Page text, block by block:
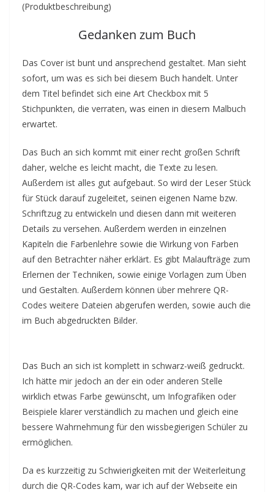
(Produktbeschreibung)
Gedanken zum Buch
Das Cover ist bunt und ansprechend gestaltet. Man sieht
sofort, um was es sich bei diesem Buch handelt. Unter
dem Titel befindet sich eine Art Checkbox mit 5
Stichpunkten, die verraten, was einen in diesem Malbuch
erwartet.
Das Buch an sich kommt mit einer recht großen Schrift
daher, welche es leicht macht, die Texte zu lesen.
Außerdem ist alles gut aufgebaut. So wird der Leser Stück
für Stück darauf zugeleitet, seinen eigenen Name bzw.
Schriftzug zu entwickeln und diesen dann mit weiteren
Details zu versehen. Außerdem werden in einzelnen
Kapiteln die Farbenlehre sowie die Wirkung von Farben
auf den Betrachter näher erklärt. Es gibt Malaufträge zum
Erlernen der Techniken, sowie einige Vorlagen zum Üben
und Gestalten. Außerdem können über mehrere QR-
Codes weitere Dateien abgerufen werden, sowie auch die
im Buch abgedruckten Bilder.
Das Buch an sich ist komplett in schwarz-weiß gedruckt.
Ich hätte mir jedoch an der ein oder anderen Stelle
wirklich etwas Farbe gewünscht, um Infografiken oder
Beispiele klarer verständlich zu machen und gleich eine
bessere Wahrnehmung für den wissbegierigen Schüler zu
ermöglichen.
Da es kurzzeitig zu Schwierigkeiten mit der Weiterleitung
durch die QR-Codes kam, war ich auf der Webseite ein